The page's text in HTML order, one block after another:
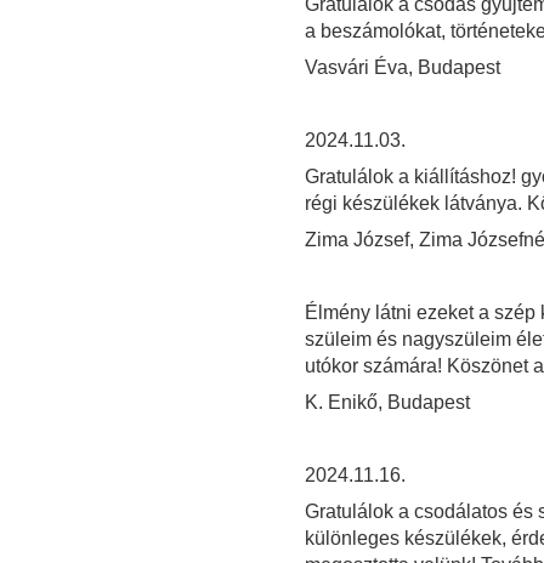
Gratulálok a csodás
a beszámolókat,
Vasvári Éva, Budapest
2024.11.03.
Gratulálok a kiállításhoz!
régi készülékek látványa.
Zima József, Zima
Élmény látni ezeket a
szüleim és nagyszüleim
utókor számára! Köszönet
K. Enikő, Budapest
2024.11.16.
Gratulálok a csodálatos és
különleges készülékek,